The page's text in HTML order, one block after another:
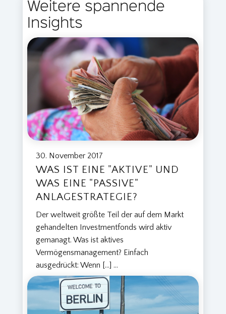
Weitere spannende
Insights
30. November 2017
WAS IST EINE "AKTIVE" UND
WAS EINE "PASSIVE"
ANLAGESTRATEGIE?
Der weltweit größte Teil der auf dem Markt
gehandelten Investmentfonds wird aktiv
gemanagt. Was ist aktives
Vermögensmanagement? Einfach
ausgedrückt: Wenn […] ...